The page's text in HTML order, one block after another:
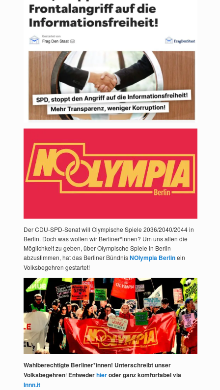
Der CDU-SPD-Senat will Olympische Spiele 2036/2040/2044 in
Berlin. Doch was wollen wir Berliner*innen? Um uns allen die
Möglichkeit zu geben, über Olympische Spiele in Berlin
abzustimmen, hat das Berliner BündnisNOlympia Berlinein
Volksbegehren gestartet!
Wahlberechtigte Berliner*innen! Unterschreibt unser
Volksbegehren! Entwederhieroder ganz komfortabel via
Innn.it